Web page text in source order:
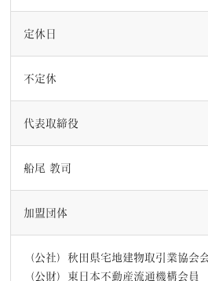
定休日
不定休
代表取締役
船尾 教司
加盟団体
（公社）秋田県宅地建物取引業協会
（公財）東日本不動産流通機構会員